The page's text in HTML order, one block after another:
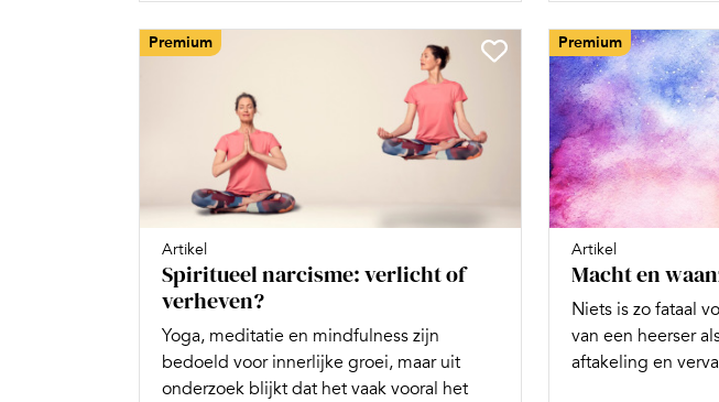
Premium
Artikel
Spiritueel narcisme: verlicht of
verheven?
Yoga, meditatie en mindfulness zijn
bedoeld voor innerlijke groei, maar uit
onderzoek blijkt dat het vaak vooral het
Premium
Artikel
Macht en
Niets is zo fataal
van een heerser
aftakeling en